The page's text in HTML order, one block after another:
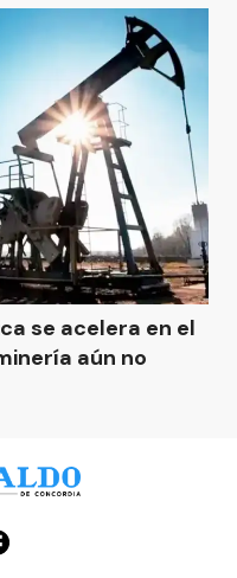
se acelera en el
aún no